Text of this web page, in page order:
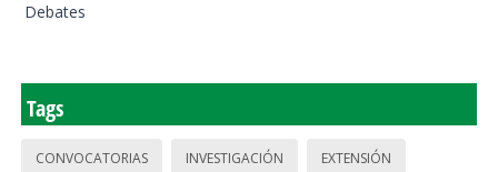
Debates
Tags
CONVOCATORIAS INVESTIGACIÓN EXTENSIÓN